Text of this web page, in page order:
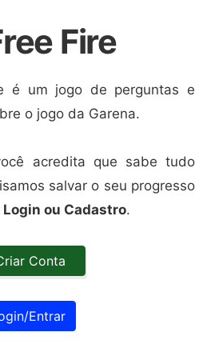
Fire
é um jogo de perguntas e
o jogo da Garena.
acredita que sabe tudo
salvar o seu progresso
Login ou Cadastro.
Conta
Entrar